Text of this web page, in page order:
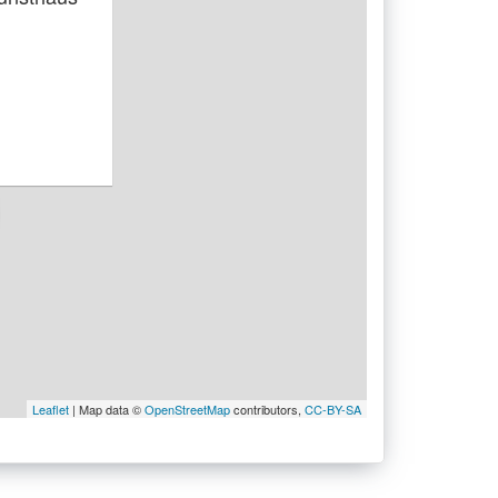
Leaflet | Map data ©OpenStreetMapcontributors, CC-BY-SA